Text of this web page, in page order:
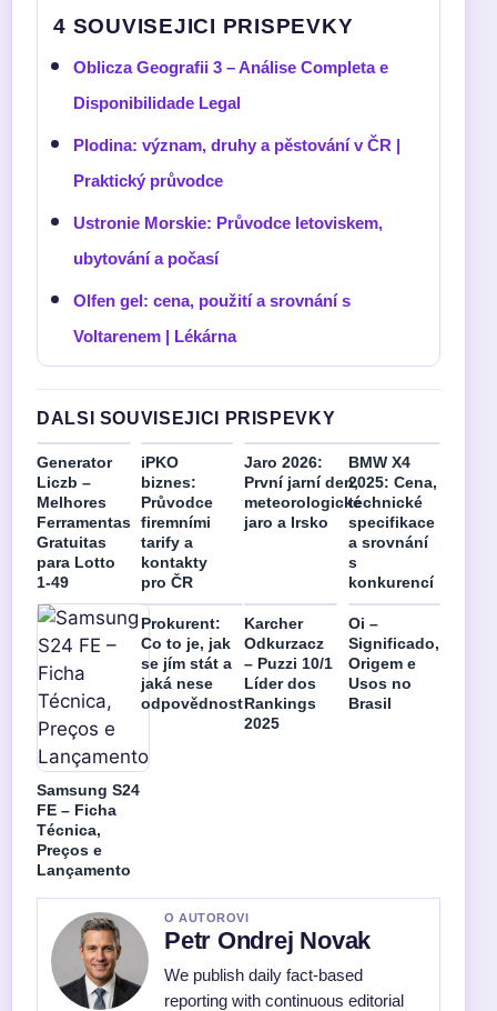
4 SOUVISEJICI PRISPEVKY
Oblicza Geografii 3 – Análise Completa e
Disponibilidade Legal
Plodina: význam, druhy a pěstování v ČR |
Praktický průvodce
Ustronie Morskie: Průvodce letoviskem,
ubytování a počasí
Olfen gel: cena, použití a srovnání s
Voltarenem | Lékárna
DALSI SOUVISEJICI PRISPEVKY
Generator
Liczb –
Melhores
Ferramentas
Gratuitas
para Lotto
1-49
iPKO
biznes:
Průvodce
firemními
tarify a
kontakty
pro ČR
Jaro 2026:
První jarní den,
meteorologické
jaro a Irsko
BMW X4
2025: Cena,
technické
specifikace
a srovnání
s
konkurencí
Samsung S24
FE – Ficha
Técnica,
Preços e
Lançamento
Prokurent:
Co to je, jak
se jím stát a
jaká nese
odpovědnost
Karcher
Odkurzacz
– Puzzi 10/1
Líder dos
Rankings
2025
Oi –
Significado,
Origem e
Usos no
Brasil
O AUTOROVI
Petr Ondrej Novak
We publish daily fact-based
reporting with continuous editorial